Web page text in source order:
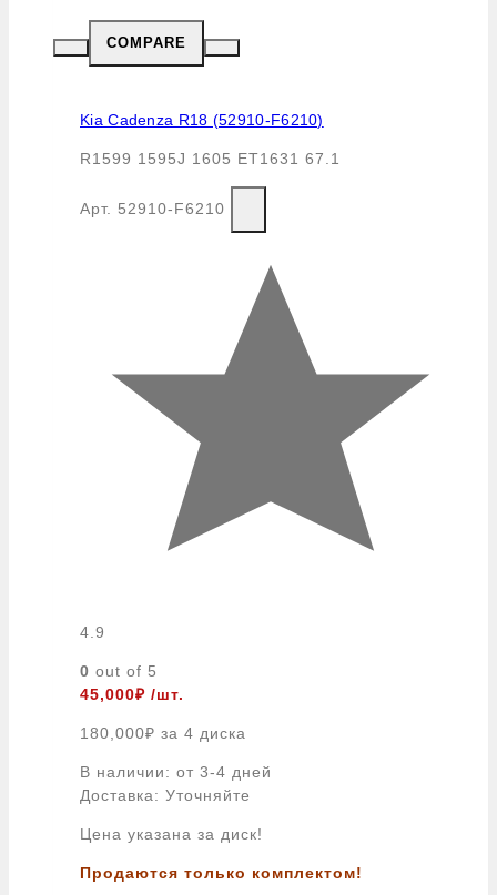
COMPARE
Kia Cadenza R18 (52910-F6210)
R1599 1595J 1605 ET1631 67.1
Арт. 52910-F6210
4.9
0 out of 5
45,000₽ /шт.
180,000₽ за 4 диска
В наличии: от 3-4 дней
Доставка: Уточняйте
Цена указана за диск!
Продаются только комплектом!